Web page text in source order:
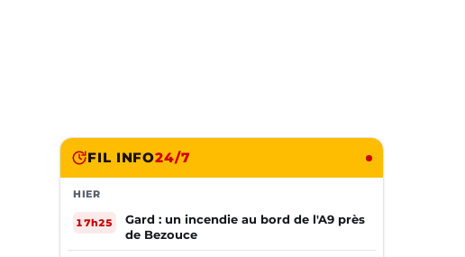
FIL INFO24/7
HIER
17h25
Gard : un incendie au bord de l'A9 près
de Bezouce